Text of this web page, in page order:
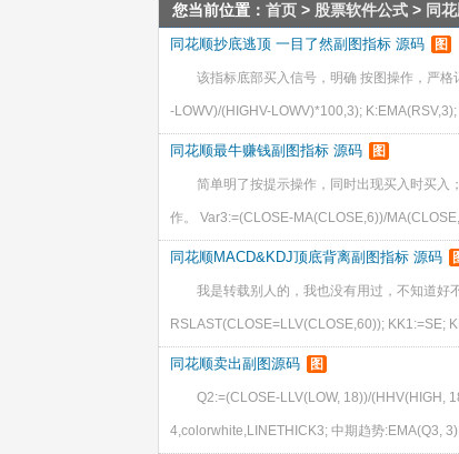
您当前位置： 首页 > 股票软件公式 > 同
同花顺抄底逃顶 一目了然副图指标 源码 图
该指标底部买入信号，明确 按图操作，严
-LOWV)/(HIGHV-LOWV)*100,3);
同花顺最牛赚钱副图指标 源码 图
简单明了按提示操作，同时出现买入时买入
作。 Var3:=(CLOSE-MA(CLOSE,6))/
同花顺MACD&KDJ顶底背离副图指标 源码
我是转载别人的，我也没有用过，不知道好
RSLAST(CLOSE=LLV(CLOSE,60)); KK1:=SE;
同花顺卖出副图源码 图
Q2:=(CLOSE-LLV(LOW, 18))/(HHV(HIGH,
4,colorwhite,LINETHICK3; 中期趋势:EMA(Q3,